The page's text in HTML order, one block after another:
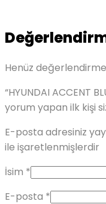
Henüz değerlendirme
“HYUNDAI ACCENT
yorum yapan ilk kişi
E-posta adresiniz
ile işaretlenmişlerdir
İsim *
E-posta *